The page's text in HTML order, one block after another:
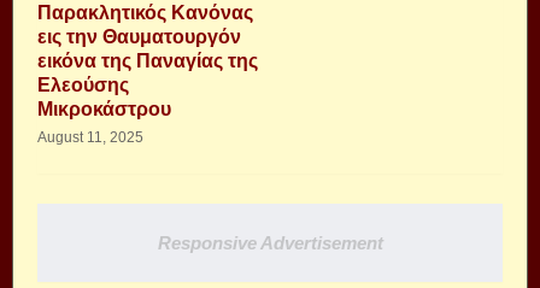
Παρακλητικός Κανόνας
εις την Θαυματουργόν
εικόνα της Παναγίας της
Ελεούσης
Μικροκάστρου
August 11, 2025
Responsive Advertisement